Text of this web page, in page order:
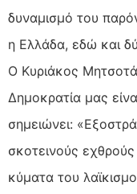
δυναμισμό του
η Ελλάδα, εδώ και
Ο Κυριάκος
Δημοκρατία μας
σημειώνει:
σκοτεινούς
κύματα του